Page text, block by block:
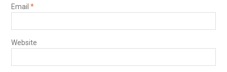
Email *
Website